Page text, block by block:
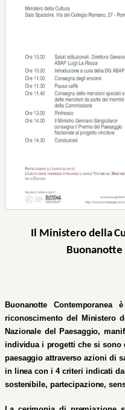
Il Ministero della
Buonanotte
riconoscimento del Ministero
Nazionale del Paesaggio,
individua i progetti che si sono
paesaggio attraverso azioni di
in linea con i 4 criteri indicati
sostenibile, partecipazione,